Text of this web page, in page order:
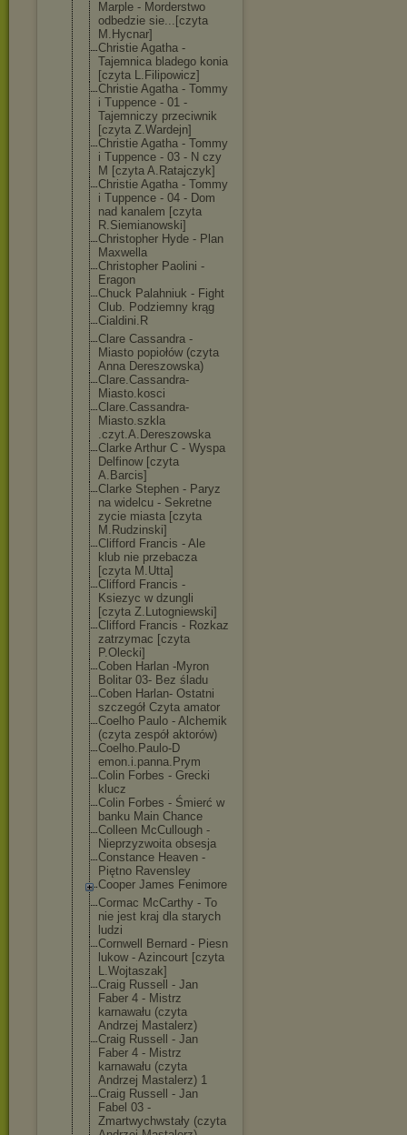
Marple - Morderstwo
odbedzie sie...[czyta
M.Hycnar]
Christie Agatha -
Tajemnica bladego konia
[czyta L.Filipowicz]
Christie Agatha - Tommy
i Tuppence - 01 -
Tajemniczy przeciwnik
[czyta Z.Wardejn]
Christie Agatha - Tommy
i Tuppence - 03 - N czy
M [czyta A.Ratajczyk]
Christie Agatha - Tommy
i Tuppence - 04 - Dom
nad kanalem [czyta
R.Siemianowski]
Christopher Hyde - Plan
Maxwella
Christopher Paolini -
Eragon
Chuck Palahniuk - Fight
Club. Podziemny krąg
Cialdini.R
Clare Cassandra -
Miasto popiołów (czyta
Anna Dereszowska)
Clare.Cassandra-
Miasto.kosci
Clare.Cassandra-
Miasto.szkla
.czyt.A.Dereszowska
Clarke Arthur C - Wyspa
Delfinow [czyta
A.Barcis]
Clarke Stephen - Paryz
na widelcu - Sekretne
zycie miasta [czyta
M.Rudzinski]
Clifford Francis - Ale
klub nie przebacza
[czyta M.Utta]
Clifford Francis -
Ksiezyc w dzungli
[czyta Z.Lutogniewski]
Clifford Francis - Rozkaz
zatrzymac [czyta
P.Olecki]
Coben Harlan -Myron
Bolitar 03- Bez śladu
Coben Harlan- Ostatni
szczegół Czyta amator
Coelho Paulo - Alchemik
(czyta zespół aktorów)
Coelho.Paulo-D
emon.i.panna.Prym
Colin Forbes - Grecki
klucz
Colin Forbes - Śmierć w
banku Main Chance
Colleen McCullough -
Nieprzyzwoita obsesja
Constance Heaven -
Piętno Ravensley
Cooper James Fenimore
Cormac McCarthy - To
nie jest kraj dla starych
ludzi
Cornwell Bernard - Piesn
lukow - Azincourt [czyta
L.Wojtaszak]
Craig Russell - Jan
Faber 4 - Mistrz
karnawału (czyta
Andrzej Mastalerz)
Craig Russell - Jan
Faber 4 - Mistrz
karnawału (czyta
Andrzej Mastalerz) 1
Craig Russell - Jan
Fabel 03 -
Zmartwychwstały (czyta